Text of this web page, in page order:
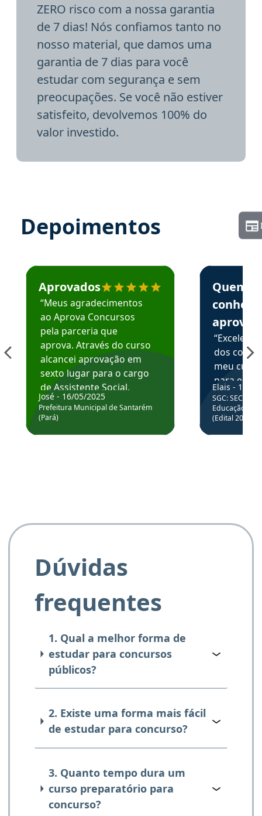
ZERO risco com a nossa garantia
de 7 dias! Nós confiamos tanto no
nosso material, que damos uma
garantia de 7 dias para você
estudar com segurança e sem
preocupações. Se você não estiver
satisfeito, devolvemos 100% do
valor investido.
Depoimentos
Estudante José recomenda o Aprova Concursos em
Aprovados
“Meus agradecimentos
ao Aprova Concursos
pela parceria que
aprova. Através do curso
alcancei aprovação em
sexto lugar para o cargo
de Assistente Social.
Hoje estou atuando na
Prefeitura de Santarém.
José - 16/05/2025
Prefeitura Municipal de Santarém
(Pará)
Estudante
Quem
aprova
dos
meu
para
colocar
através
de
Elais - 15/
SGC: SEC BA
Educação
(Edital
Dúvidas
frequentes
1. Qual a melhor forma de
estudar para concursos
públicos?
2. Existe uma forma mais fácil
de estudar para concurso?
3. Quanto tempo dura um
curso preparatório para
concurso?